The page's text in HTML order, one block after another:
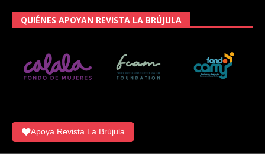
QUIÉNES APOYAN REVISTA LA BRÚJULA
Apoya Revista La Brújula